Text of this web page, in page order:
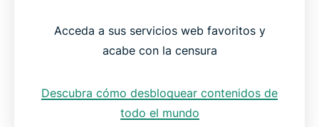
Acceda a sus servicios web favoritos y
acabe con la censura
Descubra cómo desbloquear contenidos de
todo el mundo